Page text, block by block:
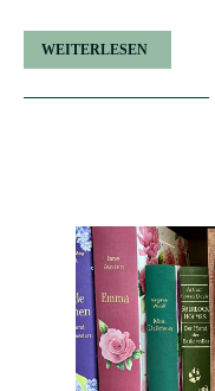
WEITERLESEN